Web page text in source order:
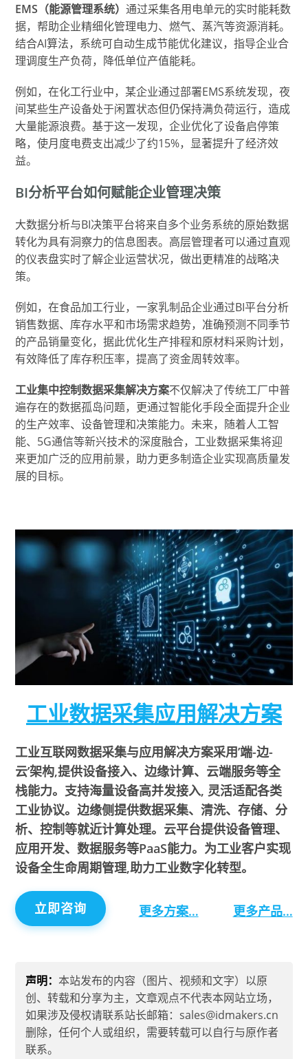
EMS（能源管理系统）通过采集各用电单元的实时能耗数
据，帮助企业精细化管理电力、燃气、蒸汽等资源消耗。
结合AI算法，系统可自动生成节能优化建议，指导企业合
理调度生产负荷，降低单位产值能耗。
例如，在化工行业中，某企业通过部署EMS系统发现，夜
间某些生产设备处于闲置状态但仍保持满负荷运行，造成
大量能源浪费。基于这一发现，企业优化了设备启停策
略，使月度电费支出减少了约15%，显著提升了经济效
益。
BI分析平台如何赋能企业管理决策
大数据分析与BI决策平台将来自多个业务系统的原始数据
转化为具有洞察力的信息图表。高层管理者可以通过直观
的仪表盘实时了解企业运营状况，做出更精准的战略决
策。
例如，在食品加工行业，一家乳制品企业通过BI平台分析
销售数据、库存水平和市场需求趋势，准确预测不同季节
的产品销量变化，据此优化生产排程和原材料采购计划，
有效降低了库存积压率，提高了资金周转效率。
工业集中控制数据采集解决方案不仅解决了传统工厂中普
遍存在的数据孤岛问题，更通过智能化手段全面提升企业
的生产效率、设备管理和决策能力。未来，随着人工智
能、5G通信等新兴技术的深度融合，工业数据采集将迎
来更加广泛的应用前景，助力更多制造企业实现高质量发
展的目标。
工业数据采集应用解决方案
工业互联网数据采集与应用解决方案采用’端-边-
云’架构,提供设备接入、边缘计算、云端服务等全
栈能力。支持海量设备高并发接入, 灵活适配各类
工业协议。边缘侧提供数据采集、清洗、存储、分
析、控制等就近计算处理。云平台提供设备管理、
应用开发、数据服务等PaaS能力。为工业客户实现
设备全生命周期管理,助力工业数字化转型。
立即咨询 更多方案… 更多产品…
声明：本站发布的内容（图片、视频和文字）以原
创、转载和分享为主，文章观点不代表本网站立场，
如果涉及侵权请联系站长邮箱：sales@idmakers.cn
删除，任何个人或组织，需要转载可以自行与原作者
联系。